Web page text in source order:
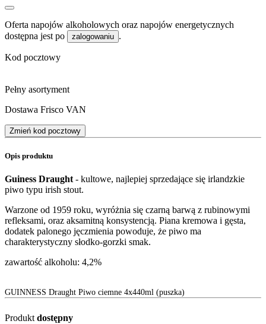
Oferta napojów alkoholowych oraz napojów energetycznych
dostępna jest po
zalogowaniu .
Kod pocztowy
Pełny asortyment
Dostawa Frisco VAN
Zmień kod pocztowy
Opis produktu
Guiness Draught - kultowe, najlepiej sprzedające się irlandzkie
piwo typu irish stout.
Warzone od 1959 roku, wyróżnia się czarną barwą z rubinowymi
refleksami, oraz aksamitną konsystencją. Piana kremowa i gęsta,
dodatek palonego jęczmienia powoduje, że piwo ma
charakterystyczny słodko-gorzki smak.
zawartość alkoholu: 4,2%
GUINNESS Draught Piwo ciemne 4x440ml (puszka)
Produkt dostępny